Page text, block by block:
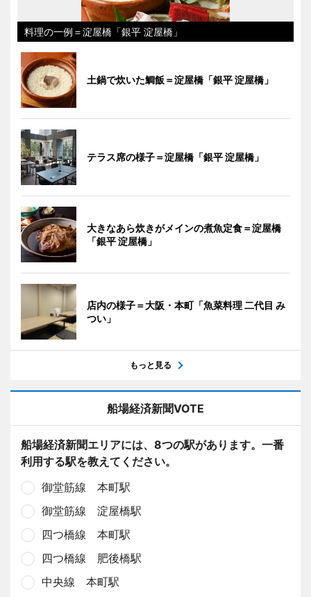
料理の一例＝淀屋橋「銀平 淀屋橋」
土鍋で炊いた鯛飯＝淀屋橋「銀平 淀屋橋」
テラス席の様子＝淀屋橋「銀平 淀屋橋」
大きなあら炊きがメインの煮魚定食＝淀屋橋
「銀平 淀屋橋」
店内の様子＝大阪・本町「魚菜料理 二代目 み
つい」
もっと見る
船場経済新聞VOTE
船場経済新聞エリアには、8つの駅があります。一番
利用する駅を教えてください。
御堂筋線 本町駅
御堂筋線 淀屋橋駅
四つ橋線 本町駅
四つ橋線 肥後橋駅
中央線 本町駅